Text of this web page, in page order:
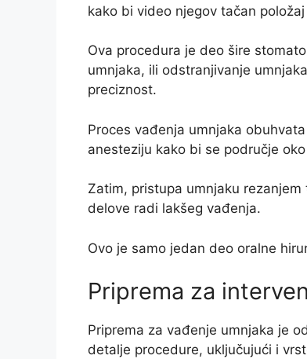
kako bi video njegov tačan
Ova procedura je deo šire
umnjaka, ili odstranjivanje
preciznost.
Proces vađenja umnjaka
anesteziju kako bi se područje
Zatim, pristupa umnjaku
delove radi lakšeg vađenja.
Ovo je samo jedan deo oralne
Priprema za
Priprema za vađenje umnjaka je
detalje procedure, uključujući i